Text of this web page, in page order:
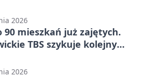
2026
90 mieszkań już zajętych.
TBS szykuje kolejny
2026